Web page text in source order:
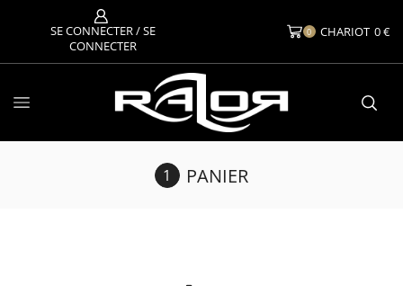
SE CONNECTER / SE
CONNECTER
0 CHARIOT 0€
PANIER